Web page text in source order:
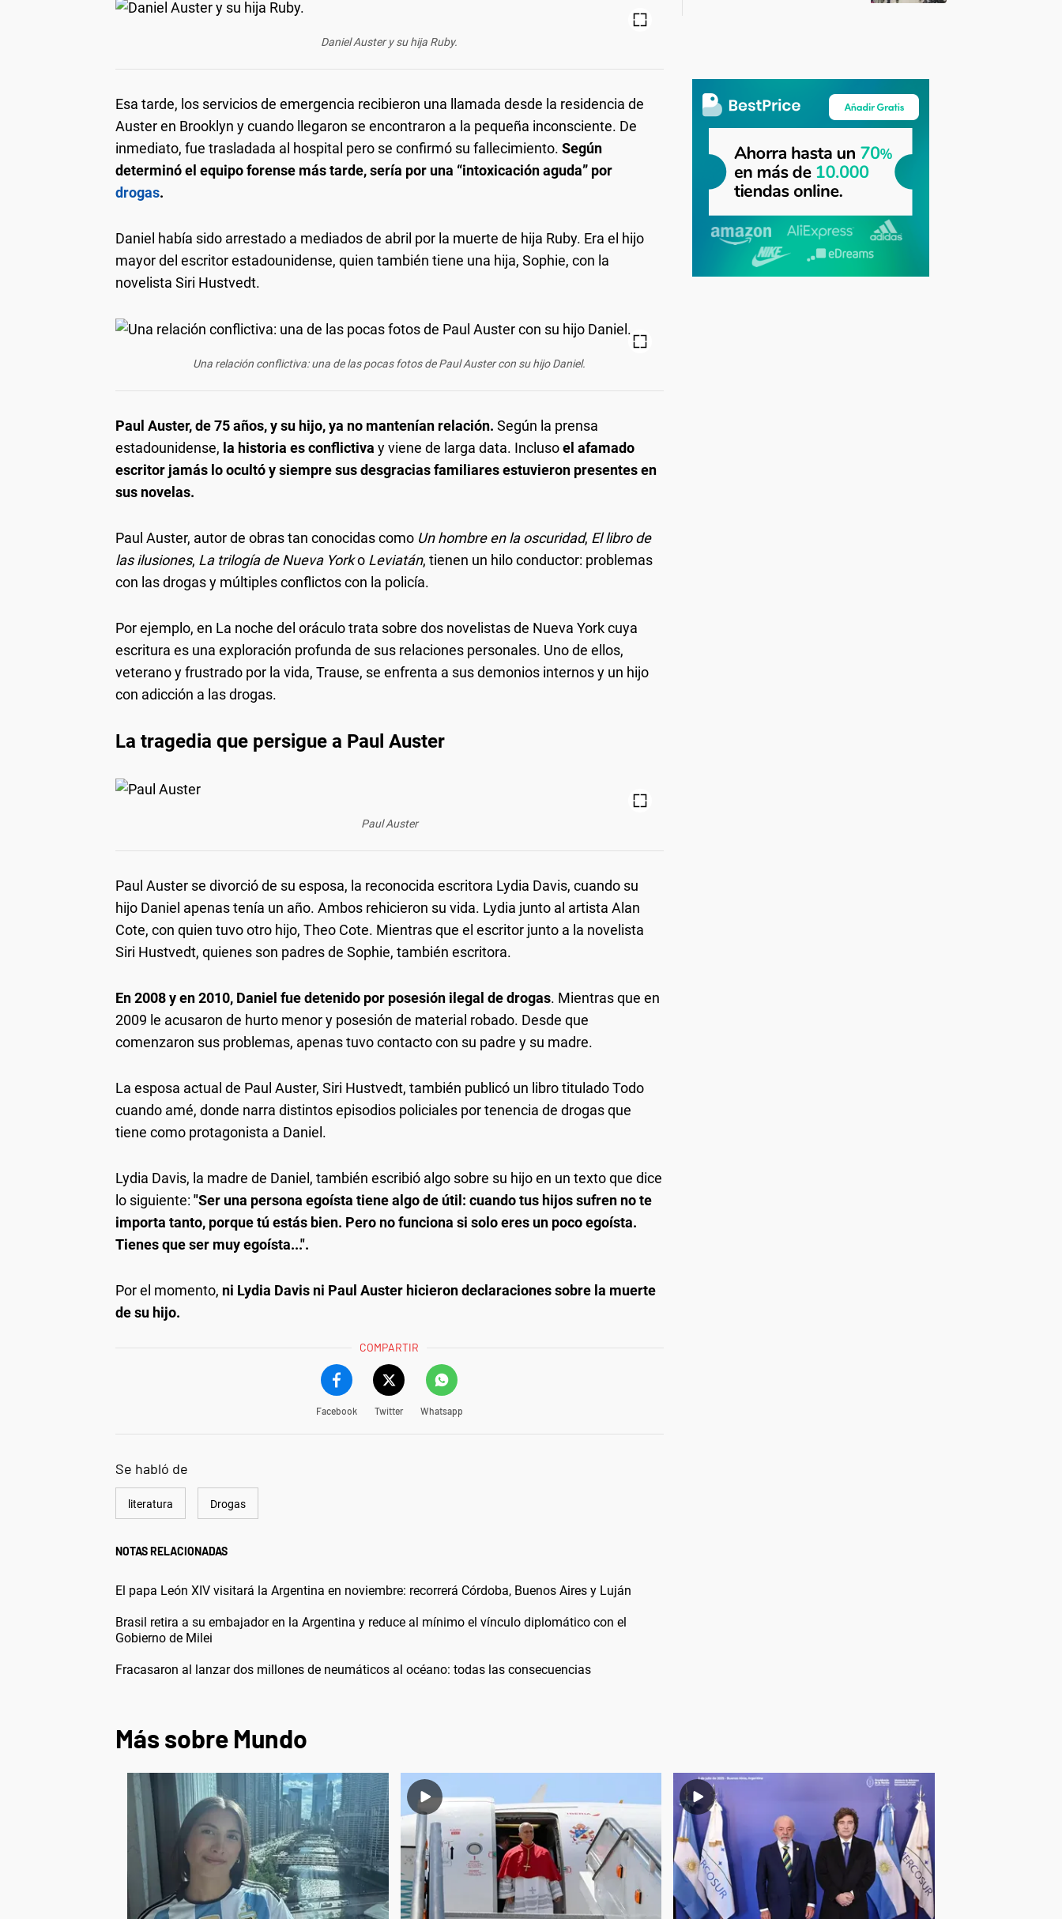
Daniel Auster y su hija Ruby.
Esa tarde, los servicios de emergencia recibieron una llamada desde la residencia de
Auster en Brooklyn y cuando llegaron se encontraron a la pequeña inconsciente. De
inmediato, fue trasladada al hospital pero se confirmó su fallecimiento. Según
determinó el equipo forense más tarde, sería por una “intoxicación aguda” por
drogas.
Daniel había sido arrestado a mediados de abril por la muerte de hija Ruby. Era el hijo
mayor del escritor estadounidense, quien también tiene una hija, Sophie, con la
novelista Siri Hustvedt.
Una relación conflictiva: una de las pocas fotos de Paul Auster con su hijo Daniel.
Paul Auster, de 75 años, y su hijo, ya no mantenían relación. Según la prensa
estadounidense, la historia es conflictiva y viene de larga data. Inclusoel afamado
escritor jamás lo ocultó y siempre sus desgracias familiares estuvieron presentes en
sus novelas.
Paul Auster, autor de obras tan conocidas como Un hombre en la oscuridad, El libro de
las ilusiones, La trilogía de Nueva Yorko Leviatán, tienen un hilo conductor: problemas
con las drogas y múltiples conflictos con la policía.
Por ejemplo, en La noche del oráculo trata sobre dos novelistas de Nueva York cuya
escritura es una exploración profunda de sus relaciones personales. Uno de ellos,
veterano y frustrado por la vida, Trause, se enfrenta a sus demonios internos y un hijo
con adicción a las drogas.
La tragedia que persigue a Paul Auster
Paul Auster
Paul Auster se divorció de su esposa, la reconocida escritora Lydia Davis, cuando su
hijo Daniel apenas tenía un año. Ambos rehicieron su vida. Lydia junto al artista Alan
Cote, con quien tuvo otro hijo, Theo Cote. Mientras que el escritor junto a la novelista
Siri Hustvedt, quienes son padres de Sophie, también escritora.
En 2008 y en 2010, Daniel fue detenido por posesión ilegal de drogas. Mientras que en
2009 le acusaron de hurto menor y posesión de material robado. Desde que
comenzaron sus problemas, apenas tuvo contacto con su padre y su madre.
La esposa actual de Paul Auster, Siri Hustvedt, también publicó un libro titulado Todo
cuando amé, donde narra distintos episodios policiales por tenencia de drogas que
tiene como protagonista a Daniel.
Lydia Davis, la madre de Daniel, también escribió algo sobre su hijo en un texto que dice
lo siguiente: "Ser una persona egoísta tiene algo de útil: cuando tus hijos sufren no te
importa tanto, porque tú estás bien. Pero no funciona si solo eres un poco egoísta.
Tienes que ser muy egoísta...".
Por el momento, ni Lydia Davis ni Paul Auster hicieron declaraciones sobre la muerte
de su hijo.
COMPARTIR
Facebook Twitter Whatsapp
Se habló de
literatura Drogas
NOTAS RELACIONADAS
El papa León XIV visitará la Argentina en noviembre: recorrerá Córdoba, Buenos Aires y Luján
Brasil retira a su embajador en la Argentina y reduce al mínimo el vínculo diplomático con el
Gobierno de Milei
Fracasaron al lanzar dos millones de neumáticos al océano: todas las consecuencias
Más sobre Mundo